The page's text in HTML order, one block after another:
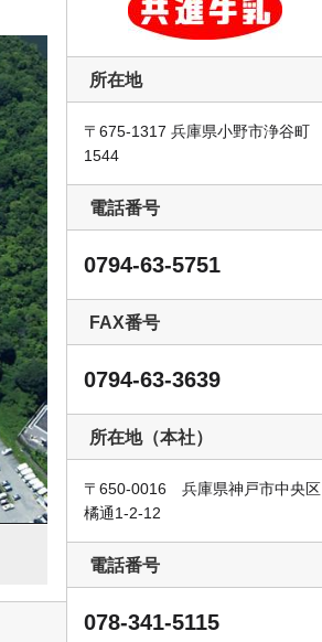
共進牧場製品
所在地
〒675-1317 兵庫県小野市浄谷町
1544
電話番号
0794-63-5751
FAX番号
0794-63-3639
所在地（本社）
〒650-0016 兵庫県神戸市中央区
橘通1-2-12
電話番号
078-341-5115